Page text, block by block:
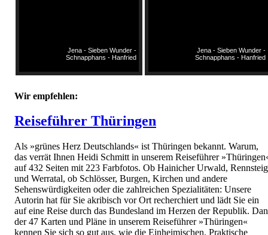
Jena - Sieben Wunder -
Schnapphans - Hanfried
Jena - Sieben Wunder -
Schnapphans - Hanfried
Wir empfehlen:
Reiseführer Thüringen
Als »grünes Herz Deutschlands« ist Thüringen bekannt. Warum,
das verrät Ihnen Heidi Schmitt in unserem Reiseführer
auf 432 Seiten mit 223 Farbfotos. Ob Hainicher Urwald, Rennsteig
und Werratal, ob Schlösser, Burgen, Kirchen und andere
Sehenswürdigkeiten oder die zahlreichen Spezialitäten: Unsere
Autorin hat für Sie akribisch vor Ort recherchiert und lädt Sie ein
auf eine Reise durch das Bundesland im Herzen der Republik.
der 47 Karten und Pläne in unserem Reiseführer »Thüringen«
kennen Sie sich so gut aus, wie die Einheimischen. Praktische